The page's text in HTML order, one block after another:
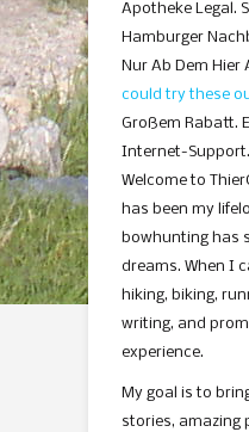
Apotheke Legal.
Hamburger
Nur Ab Dem Hier
could try these
Großem Rabatt.
Internet-Support.
Welcome to
has been my
bowhunting has
dreams. When I
hiking, biking,
writing, and
experience.
My goal is to
stories, amazing